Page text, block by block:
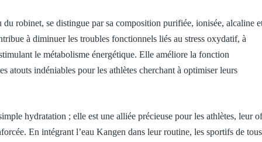
robinet, se distingue par sa composition purifiée, ionisée, alcaline
à diminuer les troubles fonctionnels liés au stress oxydatif, à
le métabolisme énergétique. Elle améliore la fonction
atouts indéniables pour les athlètes cherchant à optimiser leurs
hydratation ; elle est une alliée précieuse pour les athlètes, leur
En intégrant l’eau Kangen dans leur routine, les sportifs de tous